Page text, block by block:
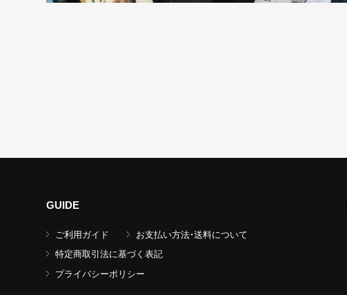
GUIDE
ご利用ガイド
お支払い方法・送料について
特定商取引法に基づく表記
プライバシーポリシー